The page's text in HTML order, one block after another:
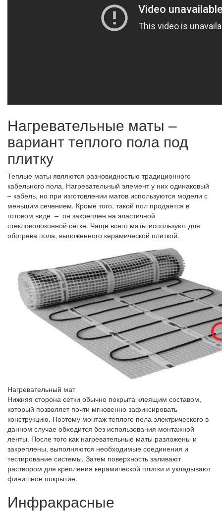
Нагревательные маты –
вариант теплого пола под
плитку
Теплые маты являются разновидностью традиционного
кабельного пола. Нагревательный элемент у них одинаковый
– кабель, но при изготовлении матов используются модели с
меньшим сечением. Кроме того, такой пол продается в
готовом виде – он закреплен на эластичной
стекловолоконной сетке. Чаще всего маты используют для
обогрева пола, выложенного керамической плиткой.
Нагревательный мат
Нижняя сторона сетки обычно покрыта клеящим составом,
который позволяет почти мгновенно зафиксировать
конструкцию. Поэтому монтаж теплого пола электрического в
данном случае обходится без использования монтажной
ленты. После того как нагревательные маты разложены и
закреплены, выполняются необходимые соединения и
тестирование системы. Затем поверхность заливают
раствором для крепления керамической плитки и укладывают
финишное покрытие.
Инфракрасные